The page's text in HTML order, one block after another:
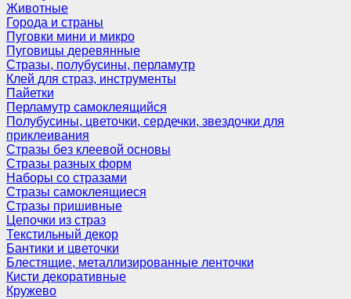
Животные
Города и страны
Пуговки мини и микро
Пуговицы деревянные
Стразы, полубусины, перламутр
Клей для страз, инструменты
Пайетки
Перламутр самоклеящийся
Полубусины, цветочки, сердечки, звездочки для
приклеивания
Стразы без клеевой основы
Стразы разных форм
Наборы со стразами
Стразы самоклеящиеся
Стразы пришивные
Цепочки из страз
Текстильный декор
Бантики и цветочки
Блестящие, металлизированные ленточки
Кисти декоративные
Кружево